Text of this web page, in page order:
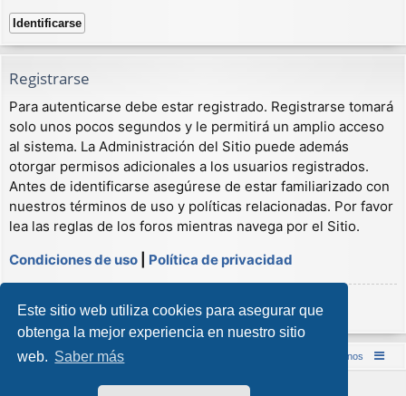
Este sitio web utiliza cookies para asegurar que
obtenga la mejor experiencia en nuestro sitio
web. Saber más
Registrarse
Para autenticarse debe estar registrado. Registrarse tomará
solo unos pocos segundos y le permitirá un amplio acceso
al sistema. La Administración del Sitio puede además
otorgar permisos adicionales a los usuarios registrados.
Antes de identificarse asegúrese de estar familiarizado con
nuestros términos de uso y políticas relacionadas. Por favor
lea las reglas de los foros mientras navega por el Sitio.
Condiciones de uso
Política de privacidad
Registrarse
Inicio (Web) Foro Punta de Lanza Wargames Contáctenos
Desarrollado porphpBB® Forum Software © phpBB Limited